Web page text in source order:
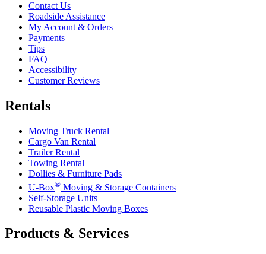
Contact Us
Roadside Assistance
My Account & Orders
Payments
Tips
FAQ
Accessibility
Customer Reviews
Rentals
Moving Truck Rental
Cargo Van Rental
Trailer Rental
Towing Rental
Dollies & Furniture Pads
U-Box® Moving & Storage Containers
Self-Storage Units
Reusable Plastic Moving Boxes
Products & Services